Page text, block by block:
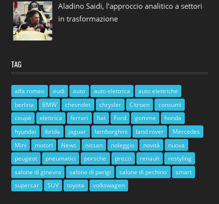
Aladino Saidi, l’approccio analitico a settori
in trasformazione
TAG
alfa romeo audi auto auto elettrica
auto elettriche
berlina
BMW chevrolet chrysler Citroen
consumi
coupè
elettrica ferrari fiat Ford gomme
honda
hyundai
ibrida jaguar lamborghini land rover
Mercedes
Mini
motori News nissan noleggio novità
nuova
peugeot
pneumatici porsche prezzi renault
restyling
salone di ginevra
salone di parigi salone di pechino
smart
supercar
SUV toyota volkswagen